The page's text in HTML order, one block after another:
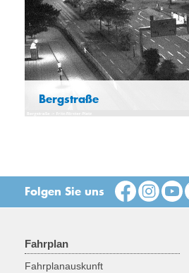
Bergstraße
Folgen Sie uns
Fahrplan
Fahrplanauskunft